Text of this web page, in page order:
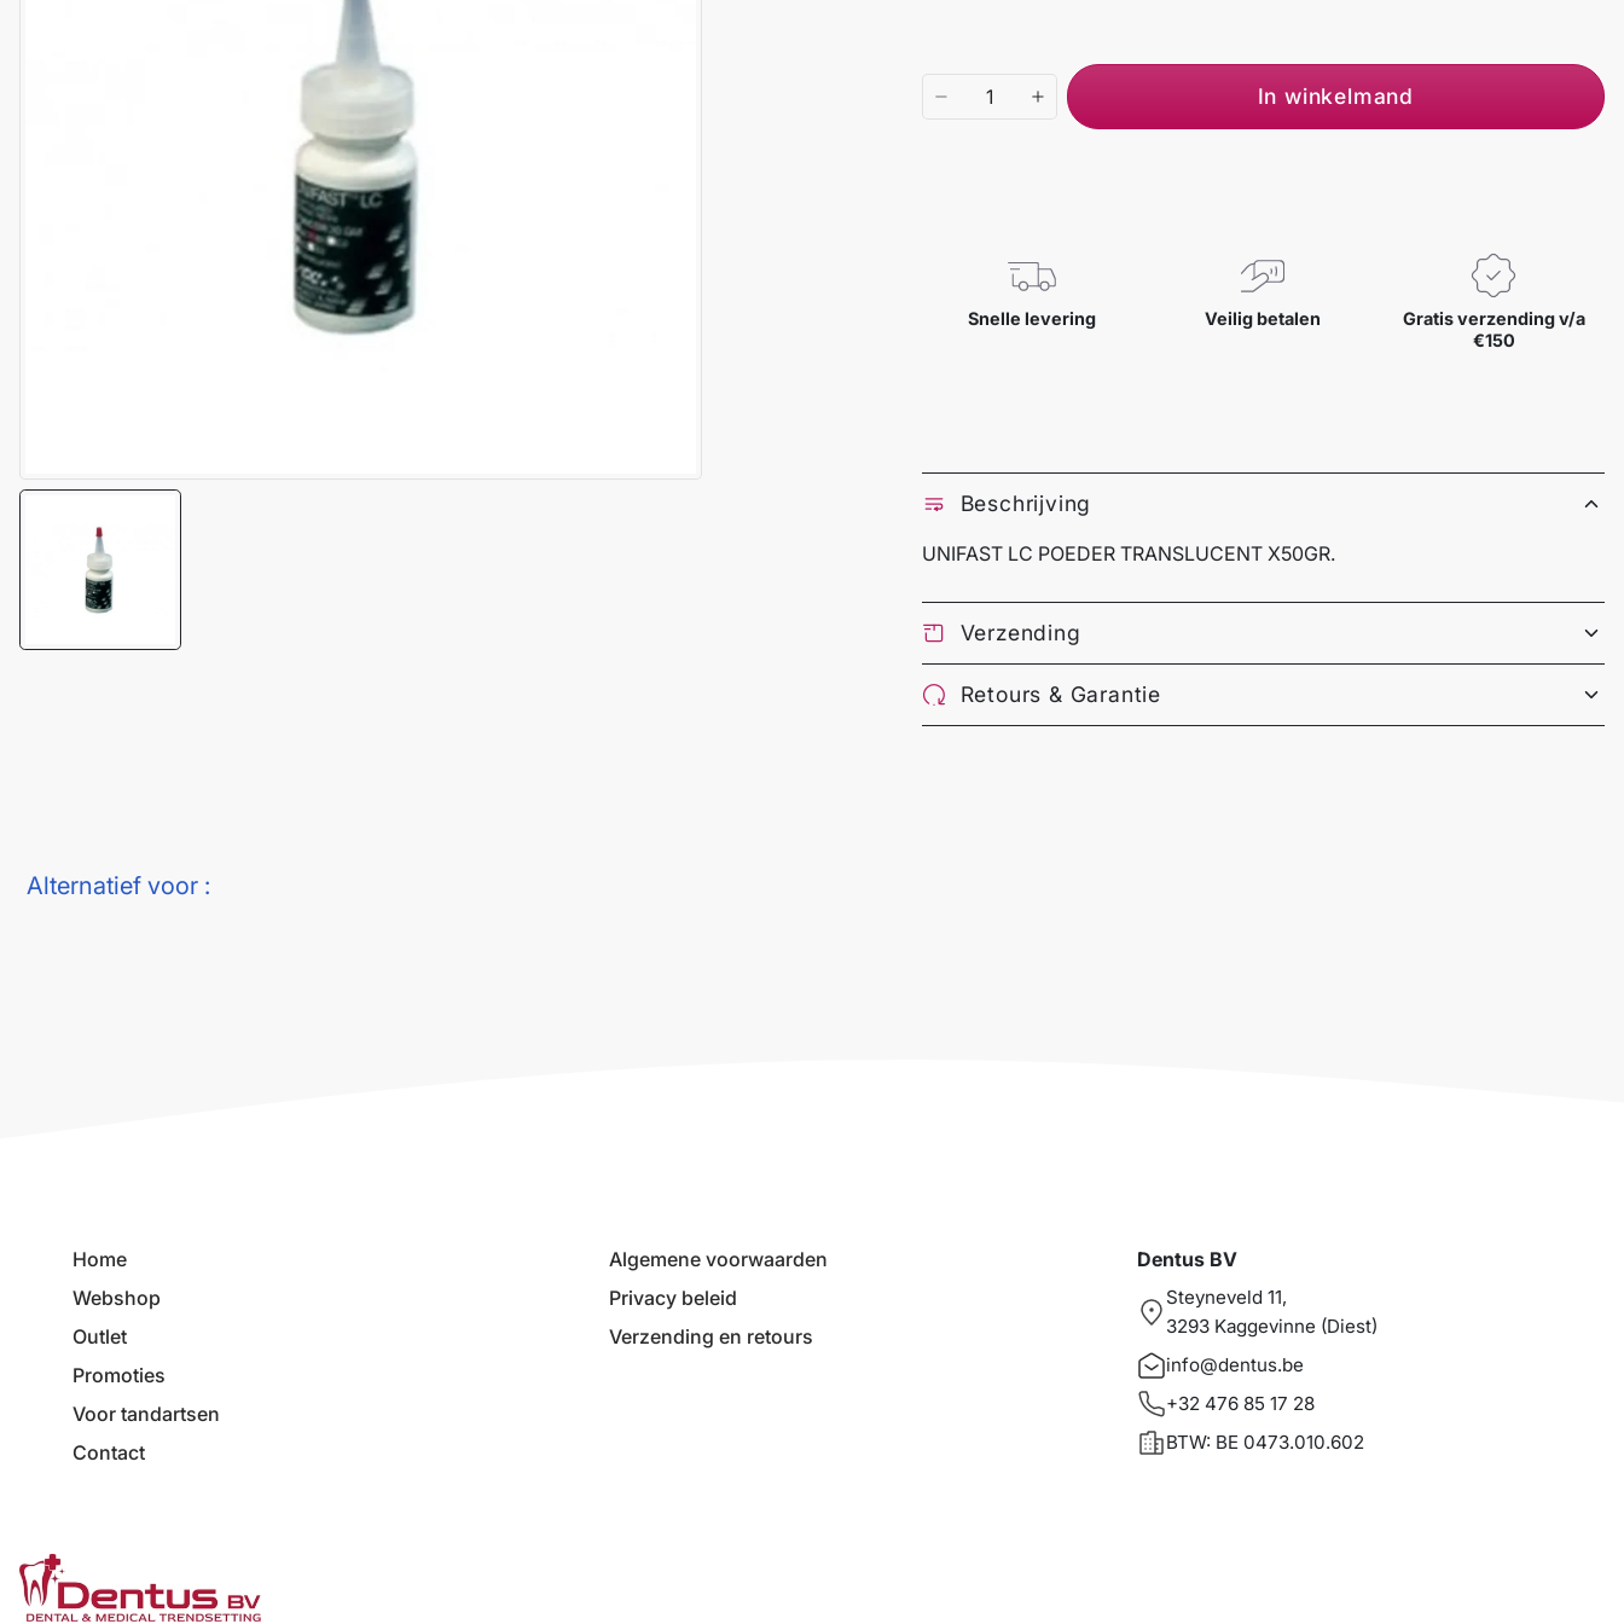
In winkelmand
Snelle levering Veilig betalen
Gratis verzending v/a
€150
Beschrijving
UNIFAST LC POEDER TRANSLUCENT X50GR.
Verzending
Retours & Garantie
Alternatief voor :
Home
Webshop
Outlet
Promoties
Voor tandartsen
Contact
Algemene voorwaarden
Privacy beleid
Verzending en retours
Dentus BV
Steyneveld 11,
3293 Kaggevinne (Diest)
info@dentus.be
+32 476 85 17 28
BTW: BE 0473.010.602